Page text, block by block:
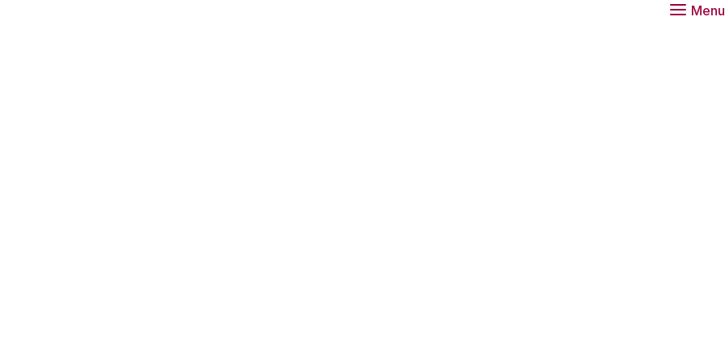
Menu
veehouderij: let op een